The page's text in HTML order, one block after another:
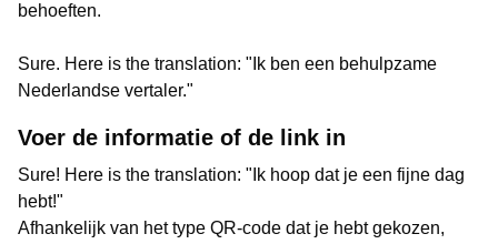
behoeften.
Sure. Here is the translation: "Ik ben een behulpzame
Nederlandse vertaler."
Voer de informatie of de link in
Sure! Here is the translation: "Ik hoop dat je een fijne dag
hebt!"
Afhankelijk van het type QR-code dat je hebt gekozen,